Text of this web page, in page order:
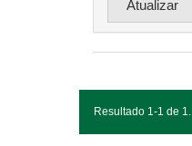
Resultado 1-1 de 1.